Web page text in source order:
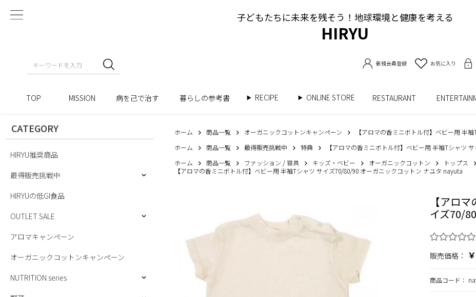
子どもたちに未来を残そう！地球環境と健康を考える
HIRYU
新規会員登録 お気に入り
TOP MISSION 病を己で治す 暮らしの参考書 RECIPE ONLINE STORE RESTAURANT
CATEGORY
HIRYU推奨商品
最得販売挑戦中
HIRYUの低GI食品
OUTLET SALE
アロマキャンペーン
オーガニックコットンキャンペーン
NUTRITION series
ホーム 商品一覧 オーガニックコットンキャンペーン
【アロマの香ミニボトル付】ベビー用 半
ホーム
商品一覧 最得販売挑戦中 特典
【アロマの香ミニボトル付】ベビー用 半袖Tシャツ
ホーム
商品一覧 ファッション / 寝具 キッズ・ベビー オーガニックコットン
トップス
【アロマの香ミニボトル付】ベビー用 半袖Tシャツ サイズ70/80/90 オーガニックコットン ナユタ nayuta
【アロ
イズ70/
販売価格：
商品コード：